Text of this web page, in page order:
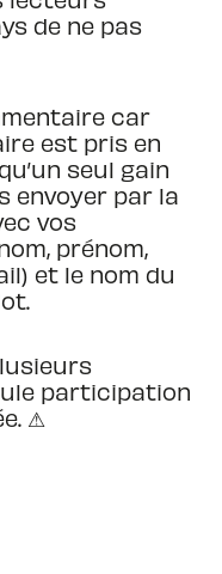
de ne pas
car
est pris en
seul gain
envoyer par la
vos
prénom,
et le nom du
participation
⚠